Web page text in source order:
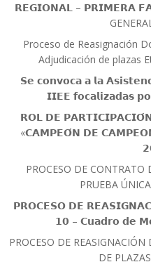
𝗥𝗘𝗚𝗜𝗢𝗡𝗔𝗟 – 𝗣𝗥𝗜𝗠𝗘𝗥𝗔
Proceso de Reasignación
Adjudicación de plazas
𝗦𝗲 𝗰𝗼𝗻𝘃𝗼𝗰𝗮 𝗮 𝗹𝗮
𝗜𝗜𝗘𝗘 𝗳𝗼𝗰𝗮𝗹𝗶𝘇𝗮𝗱𝗮𝘀
𝗥𝗢𝗟 𝗗𝗘
«𝗖𝗔𝗠𝗣𝗘𝗢́𝗡 𝗗𝗘
PROCESO DE
PRUEBA
𝗣𝗥𝗢𝗖𝗘𝗦𝗢 𝗗𝗘
𝟭𝟬 – 𝗖𝘂𝗮𝗱𝗿𝗼 𝗱𝗲
PROCESO DE
DE